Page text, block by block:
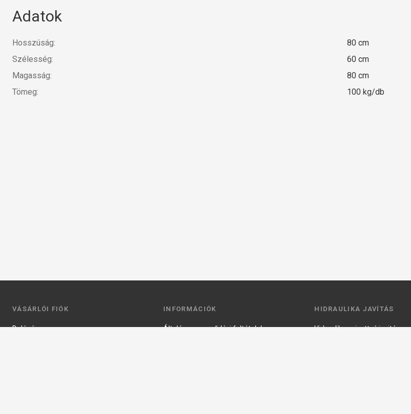
Adatok
Hosszúság:
80 cm
Szélesség:
60 cm
Magasság:
80 cm
Tömeg:
100 kg/db
VÁSÁRLÓI FIÓK
Belépés
INFORMÁCIÓK
Általános szerződési feltételek
HIDRAULIKA JAVÍTÁS
Hidraulika szivattyú javitás